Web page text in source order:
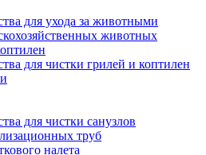
для ухода за животными
животных
для чистки грилей и коптилен
для чистки санузлов
труб
налета